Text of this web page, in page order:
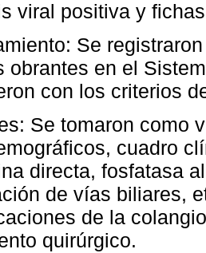
viral positiva y
Se
obrantes en el
con los criterios
Se tomaron como
cuadro
directa, fosfatasa
de vías biliares,
de la
quirúrgico.